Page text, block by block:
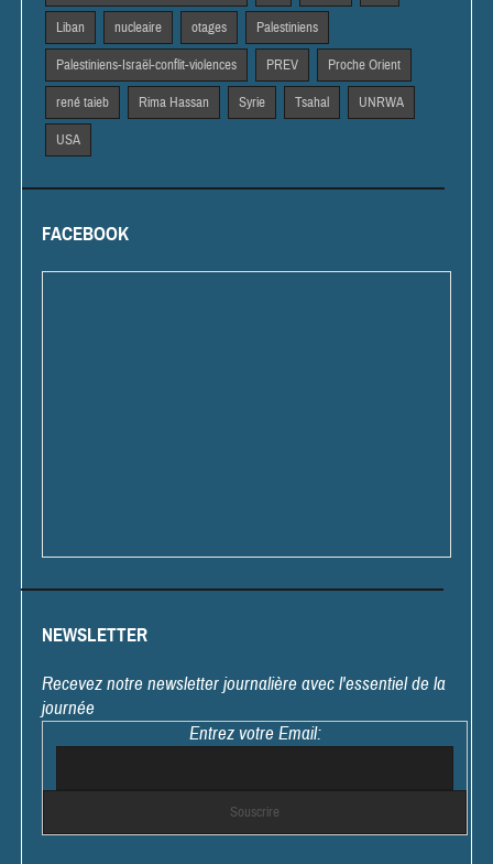
Liban nucleaire otages Palestiniens
Palestiniens-Israël-conflit-violences PREV Proche Orient
rené taieb Rima Hassan Syrie Tsahal UNRWA
USA
FACEBOOK
NEWSLETTER
Recevez notre newsletter journalière avec l'essentiel de la
journée
Entrez votre Email: